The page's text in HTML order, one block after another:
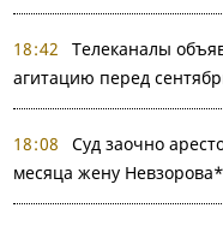
18:42
Телеканалы
агитацию перед
18:08
Суд заочно
месяца жену Невзорова*